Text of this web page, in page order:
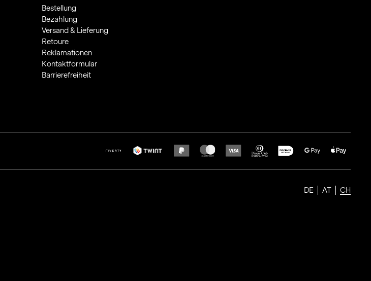
Bestellung
Bezahlung
Versand & Lieferung
Retoure
Reklamationen
Kontaktformular
Barrierefreiheit
DE AT CH